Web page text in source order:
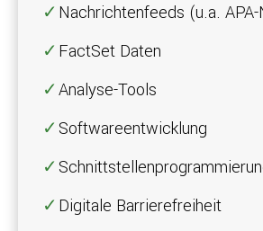
Nachrichtenfeeds (u.a.
FactSet Daten
Analyse-Tools
Softwareentwicklung
Digitale Barrierefreiheit